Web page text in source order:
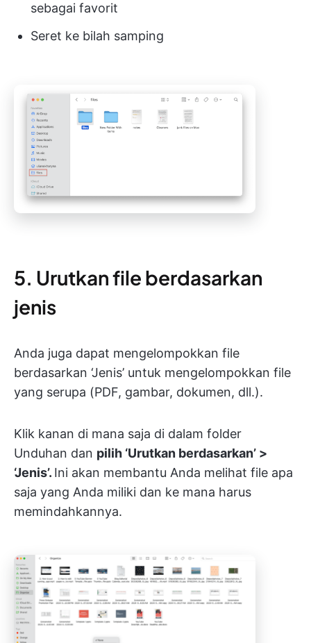
sebagai favorit
Seret ke bilah samping
5. Urutkan file berdasarkan
jenis
Anda juga dapat mengelompokkan file
berdasarkan ‘Jenis’ untuk mengelompokkan file
yang serupa (PDF, gambar, dokumen, dll.).
Klik kanan di mana saja di dalam folder
Unduhan dan pilih ‘Urutkan berdasarkan’ >
‘Jenis’. Ini akan membantu Anda melihat file apa
saja yang Anda miliki dan ke mana harus
memindahkannya.